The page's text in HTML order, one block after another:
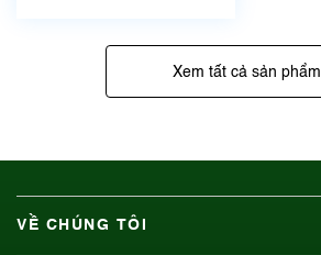
Xem tất cả sản phẩm
VỀ CHÚNG TÔI